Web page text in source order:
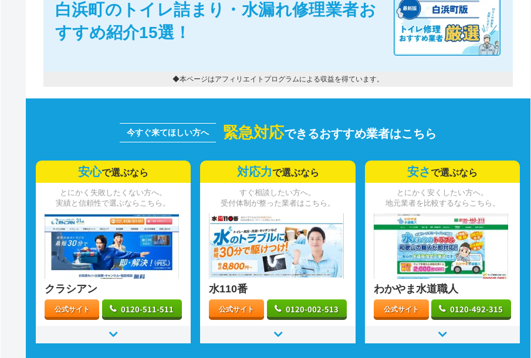
白浜町のトイレ詰まり・水漏れ修理業者お
すすめ紹介15選！
◆本ページはアフィリエイトプログラムによる収益を得ています。
緊急対応できるおすすめ業者はこちら
安心で選ぶなら
とにかく失敗したくない方へ。
実績と信頼性で選ぶならこちら。
クラシアン
公式サイト 0120-511-511
対応力で選ぶなら
すぐ相談したい方へ。
受付体制が整った業者はこちら。
水110番
公式サイト 0120-002-513
安さで選ぶなら
とにかく安くしたい方へ。
地元業者を比較するならこちら。
わかやま水道職人
公式サイト 0120-492-315